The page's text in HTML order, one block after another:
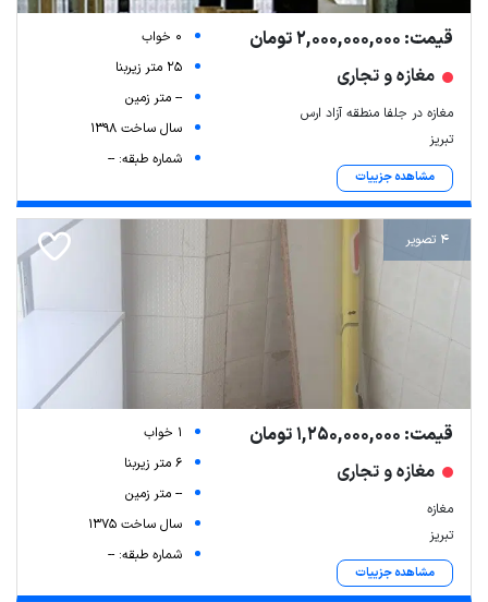
قیمت: 2,000,000,000 تومان
مغازه و تجاری
مغازه در جلفا منطقه آزاد ارس
تبریز
مشاهده جزییات
0 خواب
25 متر زیربنا
-- متر زمین
سال ساخت 1398
شماره طبقه: --
4 تصویر
قیمت: 1,250,000,000 تومان
مغازه و تجاری
مغازه
تبریز
مشاهده جزییات
1 خواب
6 متر زیربنا
-- متر زمین
سال ساخت 1375
شماره طبقه: --